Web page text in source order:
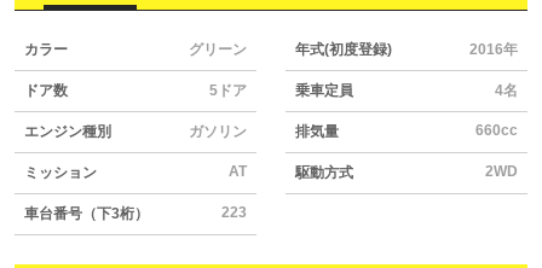
カラー グリーン 年式(初度登録) 2016年
ドア数 5ドア 乗車定員 4名
エンジン種別 ガソリン 排気量 660cc
ミッション AT 駆動方式 2WD
車台番号（下3桁） 223